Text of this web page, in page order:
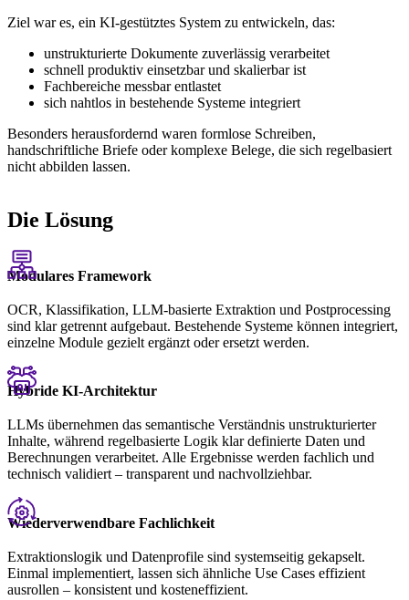
Ziel war es, ein KI-gestütztes System zu entwickeln, das:
unstrukturierte Dokumente zuverlässig verarbeitet
schnell produktiv einsetzbar und skalierbar ist
Fachbereiche messbar entlastet
sich nahtlos in bestehende Systeme integriert
Besonders herausfordernd waren formlose Schreiben,
handschriftliche Briefe oder komplexe Belege, die sich regelbasiert
nicht abbilden lassen.
Die Lösung
Modulares Framework
OCR, Klassifikation, LLM-basierte Extraktion und Postprocessing
sind klar getrennt aufgebaut. Bestehende Systeme können integriert,
einzelne Module gezielt ergänzt oder ersetzt werden.
Hybride KI-Architektur
LLMs übernehmen das semantische Verständnis unstrukturierter
Inhalte, während regelbasierte Logik klar definierte Daten und
Berechnungen verarbeitet. Alle Ergebnisse werden fachlich und
technisch validiert – transparent und nachvollziehbar.
Wiederverwendbare Fachlichkeit
Extraktionslogik und Datenprofile sind systemseitig gekapselt.
Einmal implementiert, lassen sich ähnliche Use Cases effizient
ausrollen – konsistent und kosteneffizient.